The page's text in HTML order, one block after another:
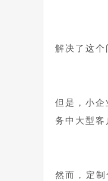
解决了这个
但是，小
务中大型客
然而，定